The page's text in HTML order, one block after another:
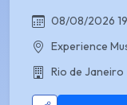
08/08/2026
Experience
Rio de Janeiro